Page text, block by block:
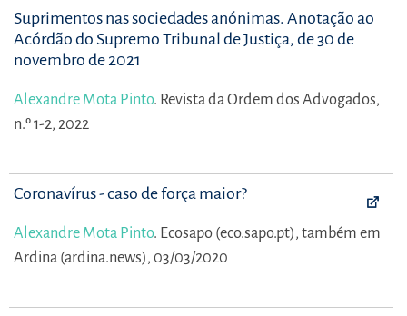
Suprimentos nas sociedades anónimas. Anotação ao
Acórdão do Supremo Tribunal de Justiça, de 30 de
novembro de 2021
Alexandre Mota Pinto. Revista da Ordem dos Advogados,
n.º 1-2, 2022
Coronavírus - caso de força maior?
Alexandre Mota Pinto. Ecosapo (eco.sapo.pt), também em
Ardina (ardina.news), 03/03/2020